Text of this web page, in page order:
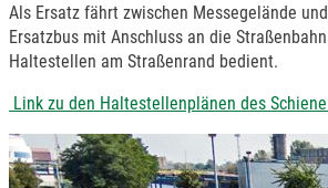
Als Ersatz fährt zwischen Messegelände
Ersatzbus mit Anschluss an die
Haltestellen am Straßenrand bedient.
Link zu den Haltestellenplänen des